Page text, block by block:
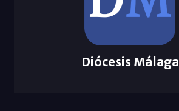
Diócesis Málaga